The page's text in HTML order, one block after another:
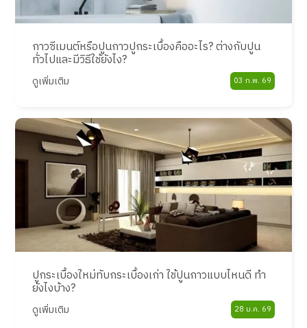
กาวซีเมนต์หรือปูนกาวปูกระเบื้องคืออะไร? ต่างกับปูน
ทั่วไปและมีวิธีใช้ยังไง?
ดูเพิ่มเติม 03 ก.พ. 69
ปูกระเบื้องใหม่ทับกระเบื้องเก่า ใช้ปูนกาวแบบไหนดี ทำ
ยังไงบ้าง?
ดูเพิ่มเติม 28 ม.ค. 69